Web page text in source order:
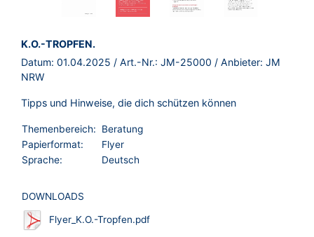
Nächste
Seite
BROSCHÜRE:
K.O.-TROPFEN.
Datum: 01.04.2025 / Art.-Nr.: JM-25000 / Anbieter: JM
NRW
Tipps und Hinweise, die dich schützen können
Themenbereich:
Beratung
Papierformat:
Flyer
Sprache:
Deutsch
DOWNLOADS
Flyer_K.O.-Tropfen.pdf